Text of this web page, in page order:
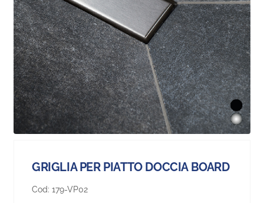
GRIGLIA PER PIATTO DOCCIA BOARD
Cod: 179-VP02